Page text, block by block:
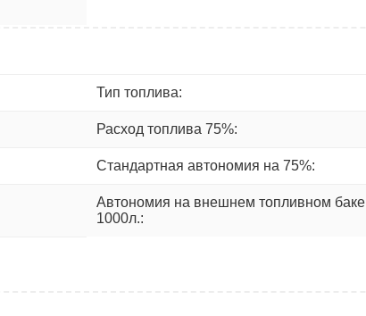
Тип топлива:
Расход топлива 75%:
Стандартная автономия на 75%:
Автономия на внешнем топливном баке
1000л.: